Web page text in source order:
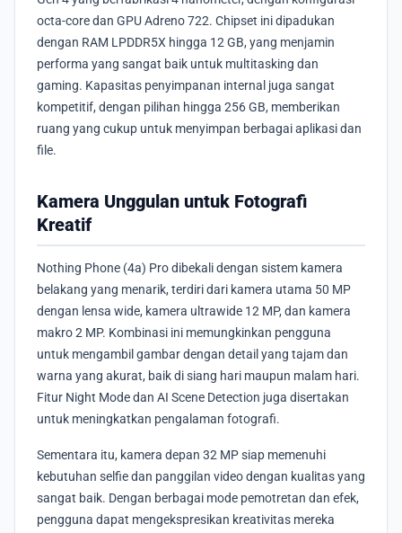
octa-core dan GPU Adreno 722. Chipset ini dipadukan
dengan RAM LPDDR5X hingga 12 GB, yang menjamin
performa yang sangat baik untuk multitasking dan
gaming. Kapasitas penyimpanan internal juga sangat
kompetitif, dengan pilihan hingga 256 GB, memberikan
ruang yang cukup untuk menyimpan berbagai aplikasi dan
file.
Kamera Unggulan untuk Fotografi
Kreatif
Nothing Phone (4a) Pro dibekali dengan sistem kamera
belakang yang menarik, terdiri dari kamera utama 50 MP
dengan lensa wide, kamera ultrawide 12 MP, dan kamera
makro 2 MP. Kombinasi ini memungkinkan pengguna
untuk mengambil gambar dengan detail yang tajam dan
warna yang akurat, baik di siang hari maupun malam hari.
Fitur Night Mode dan AI Scene Detection juga disertakan
untuk meningkatkan pengalaman fotografi.
Sementara itu, kamera depan 32 MP siap memenuhi
kebutuhan selfie dan panggilan video dengan kualitas yang
sangat baik. Dengan berbagai mode pemotretan dan efek,
pengguna dapat mengekspresikan kreativitas mereka